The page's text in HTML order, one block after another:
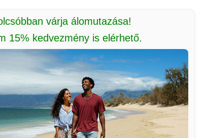
várja álomutazása!
15% kedvezmény is elérhető.